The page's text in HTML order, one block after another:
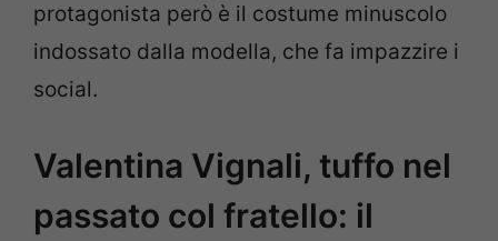
protagonista però è il costume minuscolo
indossato dalla modella, che fa impazzire i
social.
Valentina Vignali, tuffo nel
passato col fratello: il